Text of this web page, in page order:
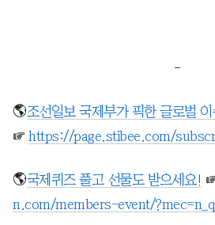
-
🌎조선일보 국제부가 픽한 글로벌
☞ https://page.stibee.com/
🌎국제퀴즈 풀고 선물도 받으세요!
n.com/members-event/